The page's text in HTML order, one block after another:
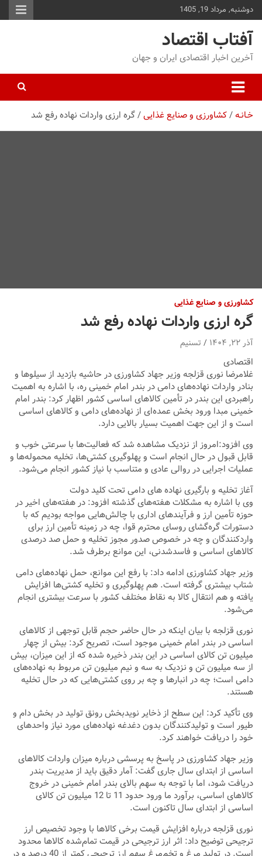
دوشنبه, مرداد 19, 1405
آفتاب اقتصاد
آخرین اخبار اقتصادی ایران و جهان
خـانـه کشاورزی و صنایع غذایی گره ارزی واردات نهاده رفع شد
کشاورزی و صنایع غذایی
گره ارزی واردات نهاده رفع شد
آذر ۲۲, ۱۴۰۴ تسنیم
اقتصادی
غلامرضا نوری قزلجه وزیر جهاد کشاورزی در حاشیه بازدید از سیلوها و
بنادر واردات نهاده‌های دامی در بندر امام خمینی ره، با اشاره به اهمیت
راهبردی این بندر در تأمین کالاهای اساسی کشور اظهار کرد: بندر امام
خمینی مبدا ورود بخش عمده‌ای از نهاده‌های دامی و کالاهای اساسی
است و از این جهت اهمیت بسیار بالایی دارد.
وی افزود:امروز از نزدیک مشاهده شد که فعالیت‌ها با سرعتی خوب و
قابل قبول در حال انجام است و پهلوگیری کشتی‌ها، تخلیه محموله‌ها و
عملیات اجرایی در روالی عادی و متناسب با نیاز کشور انجام می‌شود.
آغاز تخلیه و بارگیری نهاده های دامی تحت کلید دولت
وی با اشاره به مشکلات هفته‌های گذشته افزود: در هفته‌های اخیر در
حوزه تأمین ارز و فرآیندهای اداری با چالش‌هایی مواجه بودیم که با
دستورات گره‌گشای روسای محترم قوا، چه در زمینه تأمین ارز برای
واردکنندگان و چه در خصوص صدور مجوز تخلیه و حمل صد درصدی
کالاهای اساسی و فاسدشدنی، این موانع برطرف شد.
وزیر جهاد کشاورزی ادامه داد: با رفع این موانع، حمل نهاده‌های دامی
شتاب بیشتری گرفته است. هم پهلوگیری و تخلیه کشتی‌ها افزایش
یافته و هم انتقال کالا به نقاط مختلف کشور با سرعت بیشتری انجام
می‌شود.
نوری قزلجه با بیان اینکه در حال حاضر حجم قابل توجهی از کالاهای
اساسی در بندر امام خمینی موجود است، تصریح کرد: بیش از چهار
میلیون تن کالای اساسی در این بندر ذخیره شده که از این میزان، بیش
از سه میلیون تن و نزدیک به سه و نیم میلیون تن مربوط به نهاده‌های
دامی است؛ چه در انبارها و چه بر روی کشتی‌هایی که در حال تخلیه
هستند.
وی تأکید کرد: این سطح از ذخایر نویدبخش رونق تولید در بخش دام و
طیور است و تولیدکنندگان بدون دغدغه نهاده‌های مورد نیاز واحدهای
خود را دریافت خواهند کرد.
وزیر جهاد کشاورزی در پاسخ به پرسشی درباره میزان واردات کالاهای
اساسی از ابتدای سال جاری گفت: آمار دقیق باید از مدیریت بندر
دریافت شود، اما با توجه به سهم بالای بندر امام خمینی در خروج
کالاهای اساسی، برآورد ما ورود حدود 11 تا 12 میلیون تن کالای
اساسی از ابتدای سال تاکنون است.
نوری قزلجه درباره افزایش قیمت برخی کالاها با وجود تخصیص ارز
ترجیحی توضیح داد: اثر ارز ترجیحی در قیمت تمام‌شده کالاها محدود